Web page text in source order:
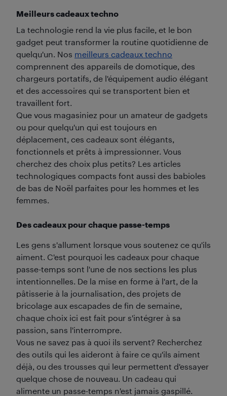
Meilleurs cadeaux techno
La technologie rend la vie plus facile, et le bon
gadget peut transformer la routine quotidienne de
quelqu'un. Nos meilleurs cadeaux techno
comprennent des appareils de domotique, des
chargeurs portatifs, de l'équipement audio élégant
et des accessoires qui se transportent bien et
travaillent fort.
Que vous magasiniez pour un amateur de gadgets
ou pour quelqu'un qui est toujours en
déplacement, ces cadeaux sont élégants,
fonctionnels et prêts à impressionner. Vous
cherchez des choix plus petits? Les articles
technologiques compacts font aussi des babioles
de bas de Noël parfaites pour les hommes et les
femmes.
Des cadeaux pour chaque passe-temps
Les gens s'allument lorsque vous soutenez ce qu'ils
aiment. C'est pourquoi les cadeaux pour chaque
passe-temps sont l'une de nos sections les plus
intentionnelles. De la mise en forme à l'art, de la
pâtisserie à la journalisation, des projets de
bricolage aux escapades de fin de semaine,
chaque choix ici est fait pour s'intégrer à sa
passion, sans l'interrompre.
Vous ne savez pas à quoi ils servent? Recherchez
des outils qui les aideront à faire ce qu'ils aiment
déjà, ou des trousses qui leur permettent d'essayer
quelque chose de nouveau. Un cadeau qui
alimente un passe-temps n'est jamais gaspillé.